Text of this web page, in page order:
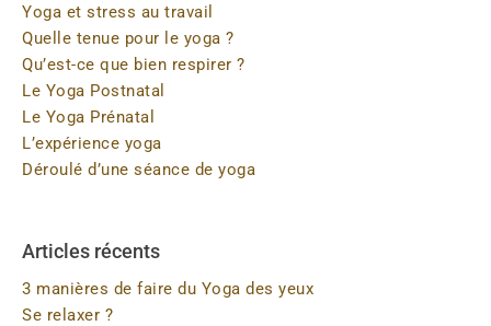
Yoga et stress au travail
Quelle tenue pour le yoga ?
Qu’est-ce que bien respirer ?
Le Yoga Postnatal
Le Yoga Prénatal
L’expérience yoga
Déroulé d’une séance de yoga
Articles récents
3 manières de faire du Yoga des yeux
Se relaxer ?